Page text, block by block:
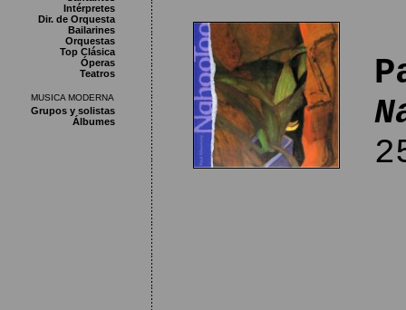
Intérpretes
Dir. de Orquesta
Bailarines
Orquestas
Top Clásica
Óperas
Teatros
MUSICA MODERNA
Grupos y solistas
Álbumes